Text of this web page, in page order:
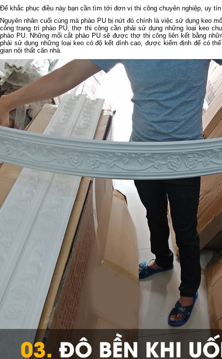
Để khắc phục điều này bạn cần tìm tới đơn vị thi công chuyên nghiệp, uy
Nguyên nhân cuối cùng mà phào PU bị nứt đó chính là việc sử dụng keo
công trang trí phào PU, thợ thi công cần phải sử dụng những loại keo
phào PU. Những mối cắt phào PU sẽ được thợ thi công liên kết bằng
phải sử dụng những loại keo có độ kết dính cao, được kiểm định để có
gian nội thất căn nhà.